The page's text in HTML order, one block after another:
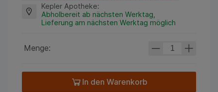
Kepler Apotheke:
Abholbereit ab nächsten Werktag,
Lieferung am nächsten Werktag möglich
Menge:
In den Warenkorb